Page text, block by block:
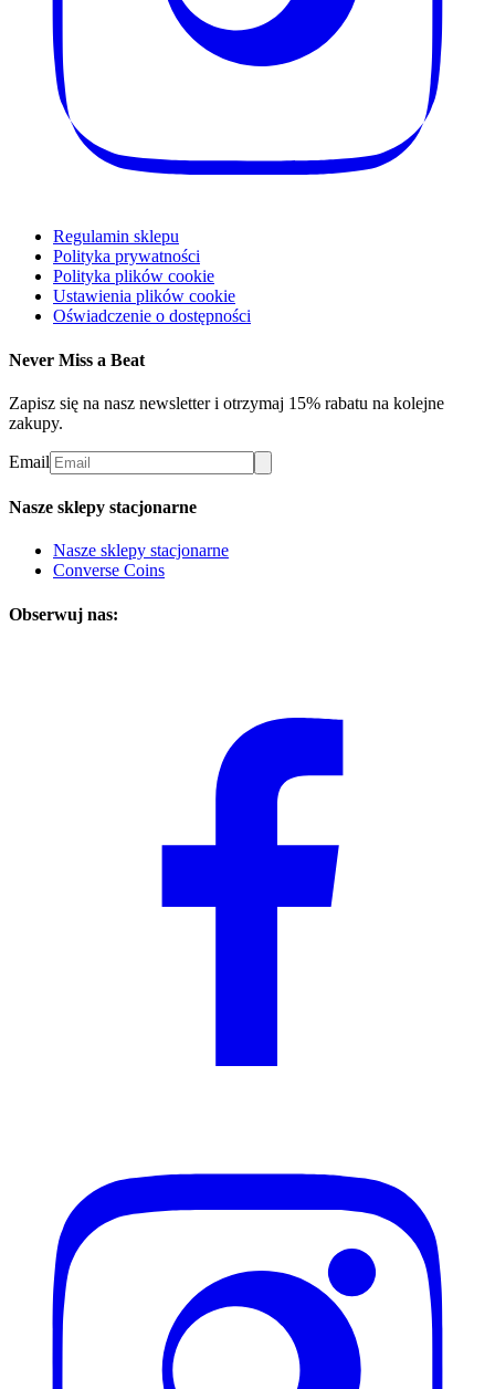
Regulamin sklepu
Polityka prywatności
Polityka plików cookie
Ustawienia plików cookie
Oświadczenie o dostępności
Never Miss a Beat
Zapisz się na nasz newsletter i otrzymaj 15% rabatu na kolejne
zakupy.
Email
Nasze sklepy stacjonarne
Nasze sklepy stacjonarne
Converse Coins
Obserwuj nas: